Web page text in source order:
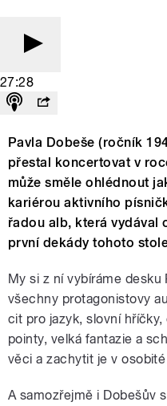
27:28
Pavla Dobeše (ročník
přestal koncertovat v
může směle ohlédnout
kariérou aktivního
řadou alb, která vydával
první dekády tohoto
My si z ní vybíráme
všechny protagonistovy
cit pro jazyk, slovní
pointy, velká fantazie a
věci a zachytit je v
A samozřejmě i Dobešův